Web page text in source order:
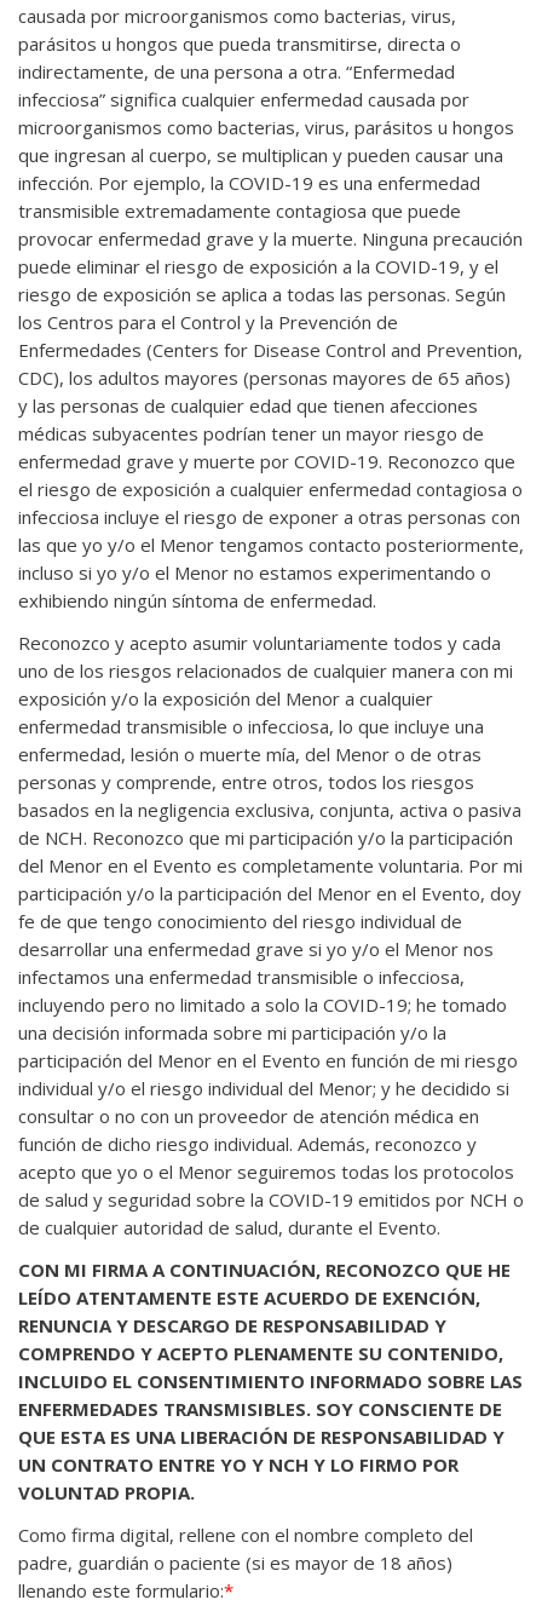
causada por microorganismos como bacterias, virus,
parásitos u hongos que pueda transmitirse, directa o
indirectamente, de una persona a otra. “Enfermedad
infecciosa” significa cualquier enfermedad causada por
microorganismos como bacterias, virus, parásitos u hongos
que ingresan al cuerpo, se multiplican y pueden causar una
infección. Por ejemplo, la COVID-19 es una enfermedad
transmisible extremadamente contagiosa que puede
provocar enfermedad grave y la muerte. Ninguna precaución
puede eliminar el riesgo de exposición a la COVID-19, y el
riesgo de exposición se aplica a todas las personas. Según
los Centros para el Control y la Prevención de
Enfermedades (Centers for Disease Control and Prevention,
CDC), los adultos mayores (personas mayores de 65 años)
y las personas de cualquier edad que tienen afecciones
médicas subyacentes podrían tener un mayor riesgo de
enfermedad grave y muerte por COVID-19. Reconozco que
el riesgo de exposición a cualquier enfermedad contagiosa o
infecciosa incluye el riesgo de exponer a otras personas con
las que yo y/o el Menor tengamos contacto posteriormente,
incluso si yo y/o el Menor no estamos experimentando o
exhibiendo ningún síntoma de enfermedad.
Reconozco y acepto asumir voluntariamente todos y cada
uno de los riesgos relacionados de cualquier manera con mi
exposición y/o la exposición del Menor a cualquier
enfermedad transmisible o infecciosa, lo que incluye una
enfermedad, lesión o muerte mía, del Menor o de otras
personas y comprende, entre otros, todos los riesgos
basados en la negligencia exclusiva, conjunta, activa o pasiva
de NCH. Reconozco que mi participación y/o la participación
del Menor en el Evento es completamente voluntaria. Por mi
participación y/o la participación del Menor en el Evento, doy
fe de que tengo conocimiento del riesgo individual de
desarrollar una enfermedad grave si yo y/o el Menor nos
infectamos una enfermedad transmisible o infecciosa,
incluyendo pero no limitado a solo la COVID-19; he tomado
una decisión informada sobre mi participación y/o la
participación del Menor en el Evento en función de mi riesgo
individual y/o el riesgo individual del Menor; y he decidido si
consultar o no con un proveedor de atención médica en
función de dicho riesgo individual. Además, reconozco y
acepto que yo o el Menor seguiremos todas los protocolos
de salud y seguridad sobre la COVID-19 emitidos por NCH o
de cualquier autoridad de salud, durante el Evento.
CON MI FIRMA A CONTINUACIÓN, RECONOZCO QUE HE
LEÍDO ATENTAMENTE ESTE ACUERDO DE EXENCIÓN,
RENUNCIA Y DESCARGO DE RESPONSABILIDAD Y
COMPRENDO Y ACEPTO PLENAMENTE SU CONTENIDO,
INCLUIDO EL CONSENTIMIENTO INFORMADO SOBRE LAS
ENFERMEDADES TRANSMISIBLES. SOY CONSCIENTE DE
QUE ESTA ES UNA LIBERACIÓN DE RESPONSABILIDAD Y
UN CONTRATO ENTRE YO Y NCH Y LO FIRMO POR
VOLUNTAD PROPIA.
Como firma digital, rellene con el nombre completo del
padre, guardián o paciente (si es mayor de 18 años)
llenando este formulario:*